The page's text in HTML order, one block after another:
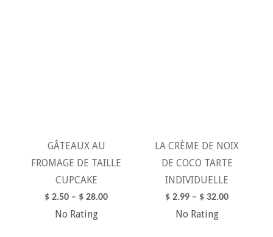
GÂTEAUX AU
FROMAGE DE TAILLE
CUPCAKE
$ 2.50 – $ 28.00
No Rating
LA CRÈME DE NOIX
DE COCO TARTE
INDIVIDUELLE
$ 2.99 – $ 32.00
No Rating